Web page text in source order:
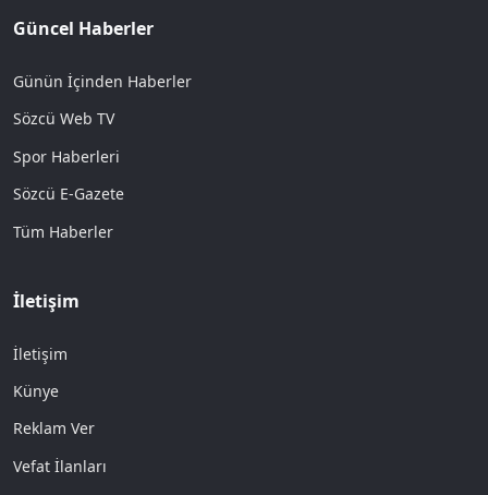
Güncel Haberler
Günün İçinden Haberler
Sözcü Web TV
Spor Haberleri
Sözcü E-Gazete
Tüm Haberler
İletişim
İletişim
Künye
Reklam Ver
Vefat İlanları